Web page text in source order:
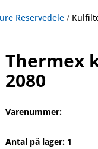
Reservedele /
Thermex
2080
Varenummer:
Antal på lager: 1